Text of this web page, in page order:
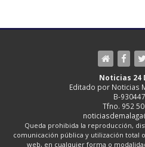
Noticias 24
Editado por Noticias
B-
Tfno. 952
Queda prohibida la reproducción,
comunicación pública y utilización total
web, en cualquier forma o